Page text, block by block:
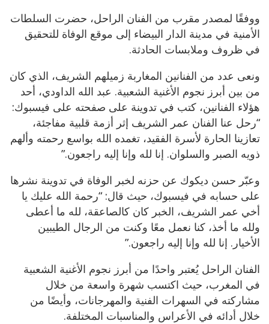
ووفقًا لمصدر مقرب من الفنان الراحل، حضرت السلطات
الأمنية في مدينة الدار البيضاء إلى موقع الوفاة للتحقيق
في ظروف وملابسات الحادثة.
ونعى عدد من الفنانين المغاربة زميلهم الشريف، الذي كان
من بين أبرز نجوم الأغنية الشعبية. عبد الله الداودي، أحد
هؤلاء الفنانين، كتب في تدوينة على صفحته على فيسبوك:
“رحل عنا الفنان عمر الشريف إثر أزمة قلبية مفاجئة،
تعازينا الحارة لأسرة الفقيد، تغمده الله بواسع رحمته وألهم
ذويه الصبر والسلوان. إنا لله وإنا إليه راجعون.”
وعبّر حسن ديكوك عن حزنه لخبر الوفاة في تدوينة نشرها
على حسابه في فيسبوك، حيث قال: “رحمة الله عليك يا
أخي عمر الشريف، الخبر كان كالصاعقة، لله ما أعطى
ولله ما أخذ، كنا نعمل معًا وكنت من الرجال الطيبين
الأخيار. إنا لله وإنا إليه راجعون.”
الفنان الراحل يُعتبر واحدًا من أبرز نجوم الأغنية الشعبية
في المغرب، حيث اكتسب شهرة واسعة من خلال
مشاركته في السهرات الفنية والمهرجانات، وأيضًا من
خلال أدائه في الأعراس والمناسبات المختلفة.